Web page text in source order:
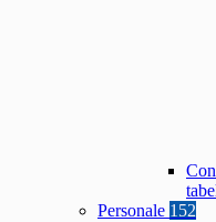
Personale 152